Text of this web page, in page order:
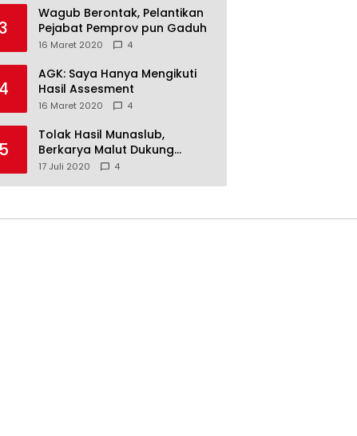
3
Wagub Berontak, Pelantikan
Pejabat Pemprov pun Gaduh
16 Maret 2020 4
4
AGK: Saya Hanya Mengikuti
Hasil Assesment
16 Maret 2020 4
5
Tolak Hasil Munaslub,
Berkarya Malut Dukung
Tommy Soeharto
17 Juli 2020 4